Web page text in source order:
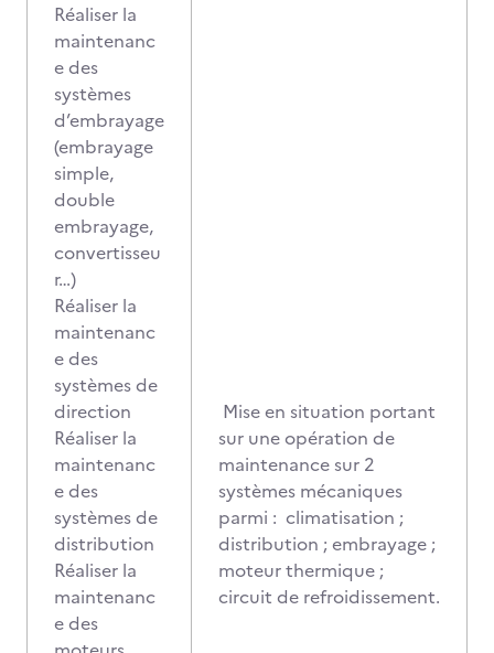
Réaliser la
maintenanc
e des
systèmes
d’embrayage
(embrayage
simple,
double
embrayage,
convertisseu
r…)
Réaliser la
maintenanc
e des
systèmes de
direction
Réaliser la
maintenanc
e des
systèmes de
distribution
Réaliser la
maintenanc
e des
Mise en situation portant
sur une opération de
maintenance sur 2
systèmes mécaniques
parmi : climatisation ;
distribution ; embrayage ;
moteur thermique ;
circuit de refroidissement.